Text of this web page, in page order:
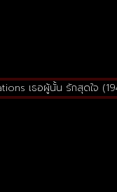
เธอผู้นั้น รักสุดใจ